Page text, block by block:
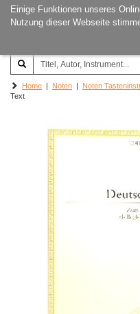
Einige Funktionen unseres
Nutzung dieser Webseite
Hamburg
Home | Noten | Noten
Text